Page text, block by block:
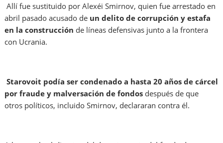
Allí fue sustituido por Alexéi Smirnov, quien fue arrestado en
abril pasado acusado de un delito de corrupción y estafa
en la construcción de líneas defensivas junto a la frontera
con Ucrania.
Starovoit podía ser condenado a hasta 20 años de cárcel
por fraude y malversación de fondos después de que
otros políticos, incluido Smirnov, declararan contra él.